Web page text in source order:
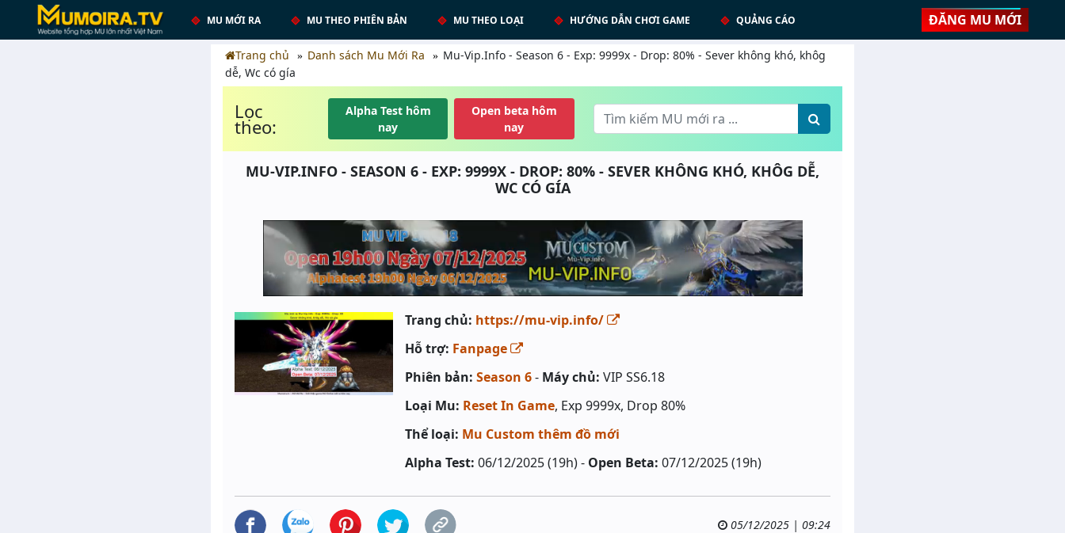
MU MỚI RA MU THEO PHIÊN BẢN MU THEO LOẠI HƯỚNG DẪN CHƠI GAME QUẢNG CÁO ĐĂNG MU MỚI
Trang chủ Danh sách Mu Mới Ra
Mu-Vip.Info - Season 6 - Exp: 9999x - Drop: 80% - Sever không khó, khôg
dễ, Wc có gía
Lọc
theo:
Alpha Test hôm
nay
Open beta hôm
nay
MU-VIP.INFO - SEASON 6 - EXP: 9999X - DROP: 80% - SEVER KHÔNG KHÓ, KHÔG DỄ,
WC CÓ GÍA
Trang chủ: https://mu-vip.info/
Hỗ trợ: Fanpage
Phiên bản: Season 6- Máy chủ: VIP SS6.18
Loại Mu: Reset In Game, Exp 9999x, Drop 80%
Thể loại: Mu Custom thêm đồ mới
Alpha Test: 06/12/2025 (19h) - Open Beta: 07/12/2025 (19h)
05/12/2025 | 09:24